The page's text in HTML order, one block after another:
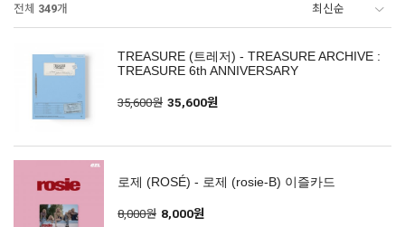
전체 349개
TREASURE (트레저) - TREASURE ARCHIVE :
TREASURE 6th ANNIVERSARY
35,600원 35,600원
로제 (ROSÉ) - 로제 (rosie-B) 이즐카드
8,000원 8,000원